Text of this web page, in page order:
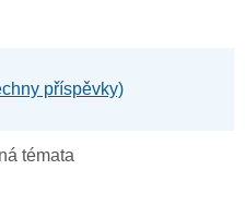
příspěvky)
témata